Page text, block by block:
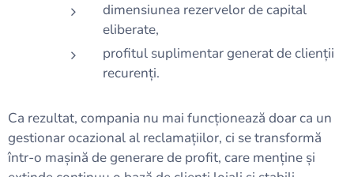
dimensiunea rezervelor de capital
eliberate,
profitul suplimentar generat de clienții
recurenți.
Ca rezultat, compania nu mai funcționează doar ca un
gestionar ocazional al reclamațiilor, ci se transformă
într-o mașină de generare de profit, care menține și